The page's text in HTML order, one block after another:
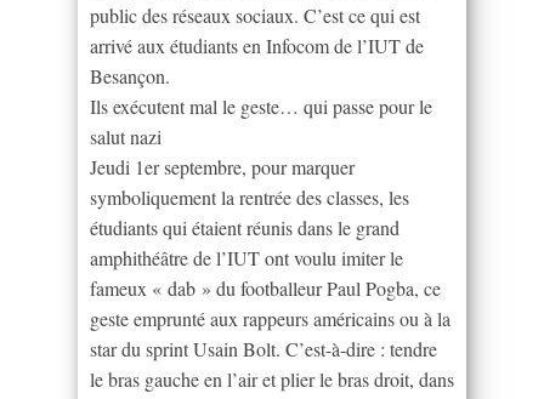
public des réseaux sociaux. C’est ce qui est
arrivé aux étudiants en Infocom de l’IUT de
Besançon.
Ils exécutent mal le geste… qui passe pour le
salut nazi
Jeudi 1er septembre, pour marquer
symboliquement la rentrée des classes, les
étudiants qui étaient réunis dans le grand
amphithéâtre de l’IUT ont voulu imiter le
fameux « dab » du footballeur Paul Pogba, ce
geste emprunté aux rappeurs américains ou à la
star du sprint Usain Bolt. C’est-à-dire : tendre
le bras gauche en l’air et plier le bras droit, dans